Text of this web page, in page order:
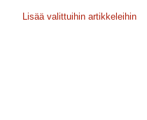
Lisää valittuihin artikkeleihin